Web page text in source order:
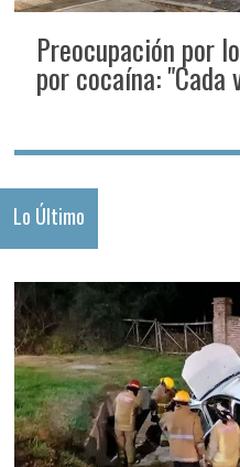
Preocupación por
por cocaína: "Cada
Lo Último